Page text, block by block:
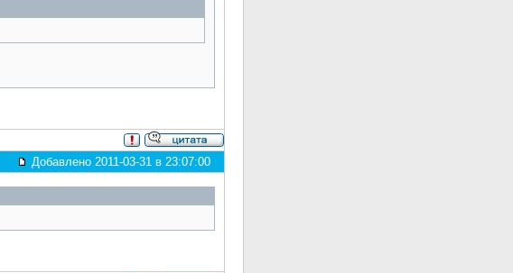
Добавлено 2011-03-31 в 23:07:00